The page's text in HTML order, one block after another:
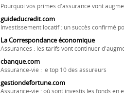
Pourquoi vos primes d'assurance vont
guideducredit.com
Investissement locatif : un succès confirmé
La Correspondance économique
Assurances : les tarifs vont continuer
cbanque.com
Assurance-vie : le top 10 des assureurs
gestiondefortune.com
Assurance-vie : où sont investis les fonds en